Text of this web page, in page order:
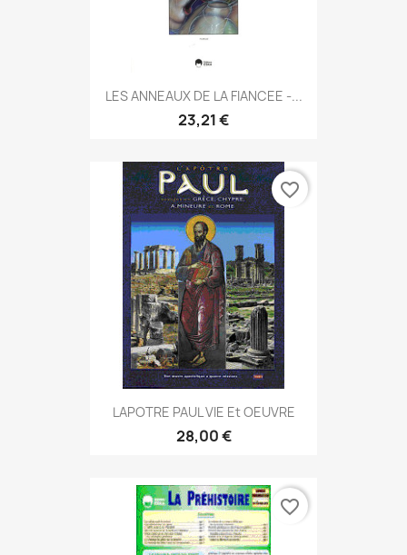
LES ANNEAUX DE LA FIANCEE -...
23,21 €
LAPOTRE PAUL VIE Et OEUVRE
28,00 €
favorite_border
favorite_border